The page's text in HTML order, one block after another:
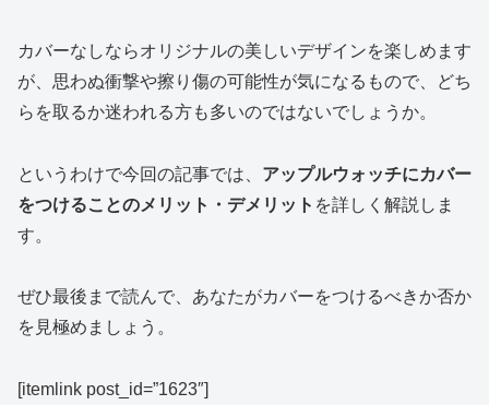
カバーなしならオリジナルの美しいデザインを楽しめます
が、思わぬ衝撃や擦り傷の可能性が気になるもので、どち
らを取るか迷われる方も多いのではないでしょうか。
というわけで今回の記事では、 アップルウォッチにカバー
をつけることのメリット・デメリット を詳しく解説しま
す。
ぜひ最後まで読んで、あなたがカバーをつけるべきか否か
を見極めましょう。
[itemlink post_id=”1623″]